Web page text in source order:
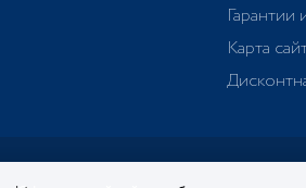
Гарантии
Карта